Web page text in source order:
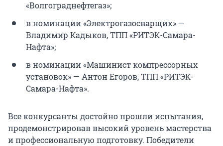
«Волгограднефтегаз»;
в номинации «Электрогазосварщик» —
Владимир Кадыков, ТПП «РИТЭК-Самара-
Нафта»;
в номинации «Машинист компрессорных
установок» — Антон Егоров, ТПП «РИТЭК-
Самара-Нафта».
Все конкурсанты достойно прошли испытания,
продемонстрировав высокий уровень мастерства
и профессиональную подготовку. Победители